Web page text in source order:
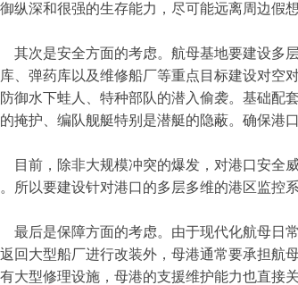
纵深和很强的生存能力，尽可能远离周边假
其次是安全方面的考虑。航母基地要建设多
、弹药库以及维修船厂等重点目标建设对空
御水下蛙人、特种部队的潜入偷袭。基础配
掩护、编队舰艇特别是潜艇的隐蔽。确保港
目前，除非大规模冲突的爆发，对港口安全
所以要建设针对港口的多层多维的港区监控
最后是保障方面的考虑。由于现代化航母日
回大型船厂进行改装外，母港通常要承担航
大型修理设施，母港的支援维护能力也直接